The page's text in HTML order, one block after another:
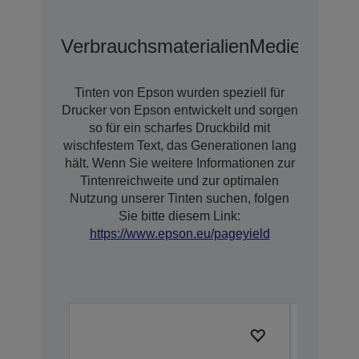
VerbrauchsmaterialienMedien
Tinten von Epson wurden speziell für
Drucker von Epson entwickelt und sorgen
so für ein scharfes Druckbild mit
wischfestem Text, das Generationen lang
hält. Wenn Sie weitere Informationen zur
Tintenreichweite und zur optimalen
Nutzung unserer Tinten suchen, folgen
Sie bitte diesem Link:
https://www.epson.eu/pageyield